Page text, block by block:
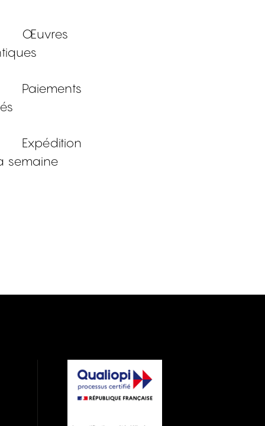
Œuvres
Paiements
Expédition
semaine